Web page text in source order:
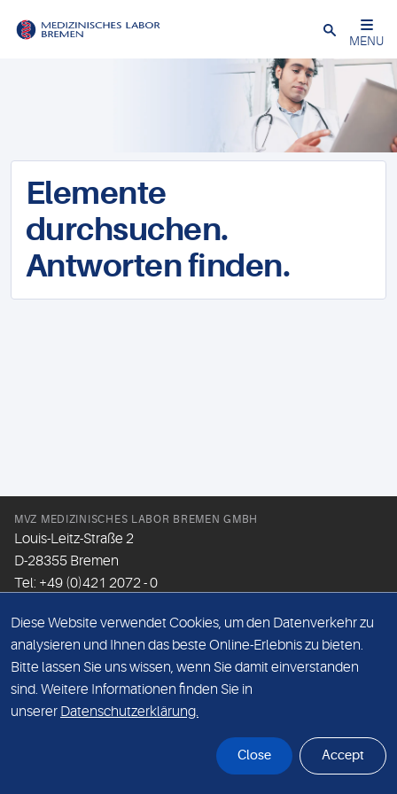
Schließen
MENU
Elemente
durchsuchen.
Antworten finden.
MVZ MEDIZINISCHES LABOR BREMEN GMBH
Louis-Leitz-Straße 2
D-28355 Bremen
Tel: +49 (0)421 2072 - 0
Email:info@mlhb.de
DATENSCHUTZ
IMPRESSUM
Diese Website verwendet Cookies, um den Datenverkehr zu
analysieren und Ihnen das beste Online-Erlebnis zu bieten.
Bitte lassen Sie uns wissen, wenn Sie damit einverstanden
sind. Weitere Informationen finden Sie in
unserer Datenschutzerklärung.
Close Accept